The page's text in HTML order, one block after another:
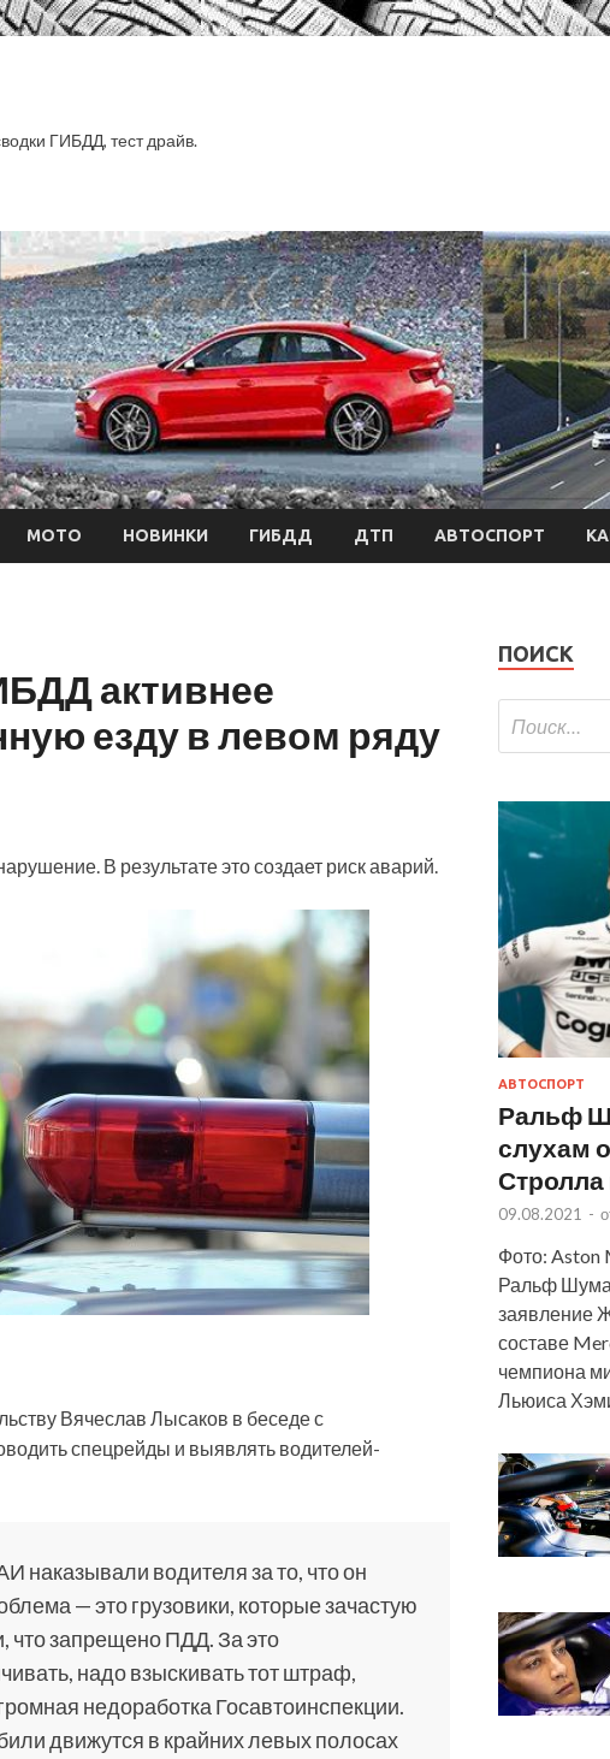
ГИБДД, тест драйв.
МОТО НОВИНКИ ГИБДД ДТП АВТОСПОРТ
активнее
езду в левом ряду
В результате это создает риск аварий.
Вячеслав Лысаков в беседе с
спецрейды и выявлять водителей-
наказывали водителя за то, что он
— это грузовики, которые зачастую
что запрещено ПДД. За это
надо взыскивать тот штраф,
недоработка Госавтоинспекции.
движутся в крайних левых полосах
ПОИСК
АВТОСПОРТ
Ральф
слухам
Стролла
09.08.2021 -
Фото:
Ральф
заявление
составе
чемпиона
Льюиса